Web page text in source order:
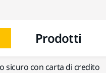
Prodotti
sicuro con carta di credito